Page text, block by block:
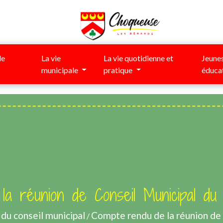
La vie
municipale
La vie quotidienne et
pratique
réunion de Conseil Municipal du
conseil municipal / Compte rendu de la réunion